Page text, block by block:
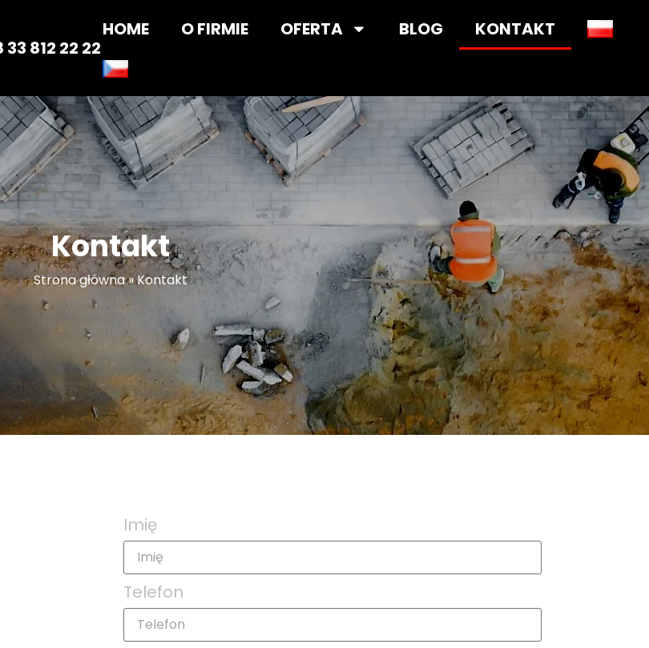
33 812 22 22
HOME O FIRMIE OFERTA BLOG KONTAKT
Kontakt
Strona główna»Kontakt
Imię
Telefon